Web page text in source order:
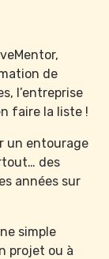
de
l’entreprise
faire la liste !
un entourage
des
années sur
simple
projet ou à